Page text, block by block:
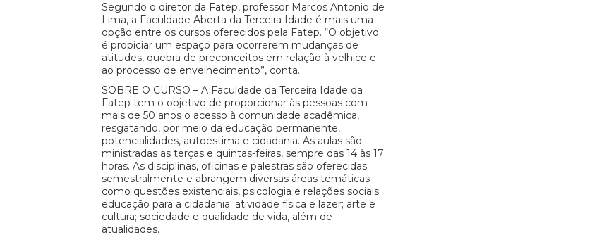
Segundo o diretor da Fatep, professor Marcos Antonio de
Lima, a Faculdade Aberta da Terceira Idade é mais uma
opção entre os cursos oferecidos pela Fatep. “O objetivo
é propiciar um espaço para ocorrerem mudanças de
atitudes, quebra de preconceitos em relação à velhice e
ao processo de envelhecimento”, conta.
SOBRE O CURSO – A Faculdade da Terceira Idade da
Fatep tem o objetivo de proporcionar às pessoas com
mais de 50 anos o acesso à comunidade acadêmica,
resgatando, por meio da educação permanente,
potencialidades, autoestima e cidadania. As aulas são
ministradas as terças e quintas-feiras, sempre das 14 às 17
horas. As disciplinas, oficinas e palestras são oferecidas
semestralmente e abrangem diversas áreas temáticas
como questões existenciais, psicologia e relações sociais;
educação para a cidadania; atividade física e lazer; arte e
cultura; sociedade e qualidade de vida, além de
atualidades.